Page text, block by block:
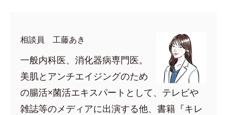
相談員 工藤あき
一般内科医、消化器病専門医。
美肌とアンチエイジングのため
の腸活×菌活エキスパートとして、テレビや
雑誌等のメディアに出演する他、書籍『キレ